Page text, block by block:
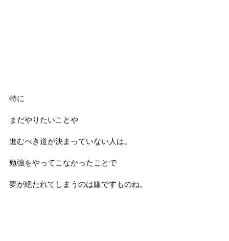
特に
まだやりたいことや
進むべき道が決まっていない人は。
勉強をやってこなかったことで
夢が絶たれてしまうのは嫌ですものね。